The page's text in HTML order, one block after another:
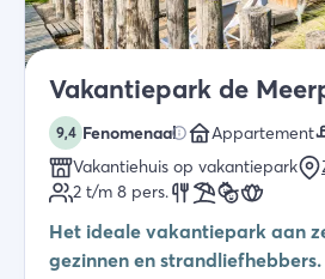
Vakantiepark de
9,4 Fenomenaal Appartement
Vakantiehuis op vakantiepark
2 t/m 8 pers.
Het ideale vakantiepark aan
gezinnen en